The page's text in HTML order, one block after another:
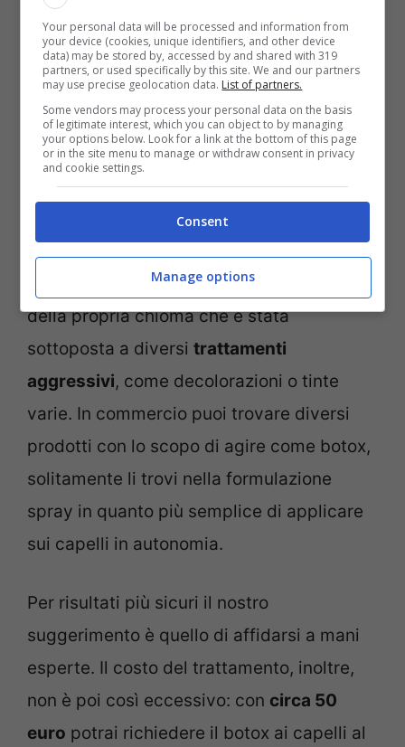
dell’obiettivo da raggiungere.
Infatti, il professionista può aggiungere
altri ingredientinutrienti specialmente se
la chioma risulta essere molto secca e
danneggiata.
trattamento comunque molto utile per cura
della propria chioma che è stata
sottoposta a diversi trattamenti
aggressivi, come decolorazioni o tinte
varie. In commercio puoi trovare diversi
prodotti con lo scopo di agire come botox,
solitamente li trovi nella formulazione
spray in quanto più semplice di applicare
sui capelli in autonomia.
Per risultati più sicuri il nostro
suggerimento è quello di affidarsi a mani
esperte. Il costo del trattamento, inoltre,
non è poi così eccessivo: con circa 50
euro potrai richiedere il botox ai capelli al
Your personal data will be processed and information from
your device (cookies, unique identifiers, and other device
data) may be stored by, accessed by and shared with 319
partners, or used specifically by this site. We and our partners
may use precise geolocation data. List of partners.
Some vendors may process your personal data on the basis
of legitimate interest, which you can object to by managing
your options below. Look for a link at the bottom of this page
or in the site menu to manage or withdraw consent in privacy
and cookie settings.
Consent
Manage options